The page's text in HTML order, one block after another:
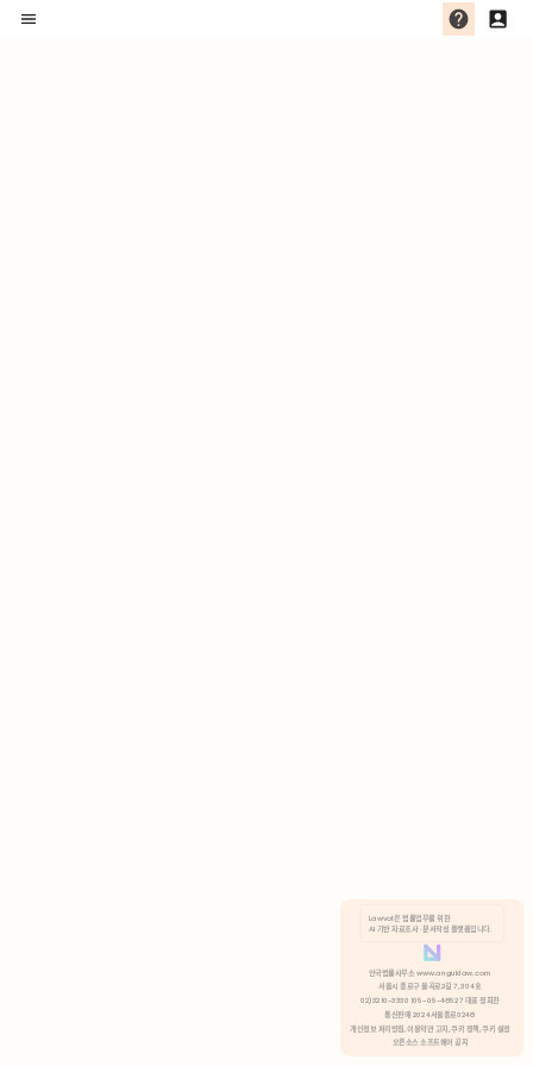
분석 쿠키 허용
Lawvot은 법률업무를 위한
AI 기반 자료조사 · 문서작성 플랫폼입니다.
안국법률사무소 www.anguklaw.com
서울시 종로구 율곡로2길 7, 304호
02)3210-3330 105-05-48527 대표 정희찬
통신판매 2024서울종로0248
개인정보 처리방침, 이용약관 고지, 쿠키 정책, 쿠키 설정
오픈소스 소프트웨어 공지